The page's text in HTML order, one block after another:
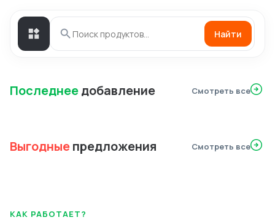
Найти
Последнеедобавление Смотреть все
Выгодныепредложения Смотреть все
КАК РАБОТАЕТ?